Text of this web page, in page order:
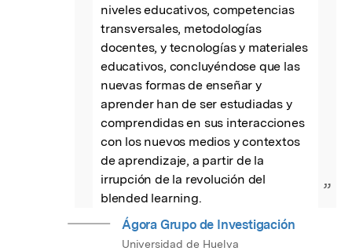
niveles educativos, competencias
transversales, metodologías
docentes, y tecnologías y materiales
educativos, concluyéndose que las
nuevas formas de enseñar y
aprender han de ser estudiadas y
comprendidas en sus interacciones
con los nuevos medios y contextos
de aprendizaje, a partir de la
irrupción de la revolución del
blended learning.
”
Ágora Grupo de Investigación
Universidad de Huelva